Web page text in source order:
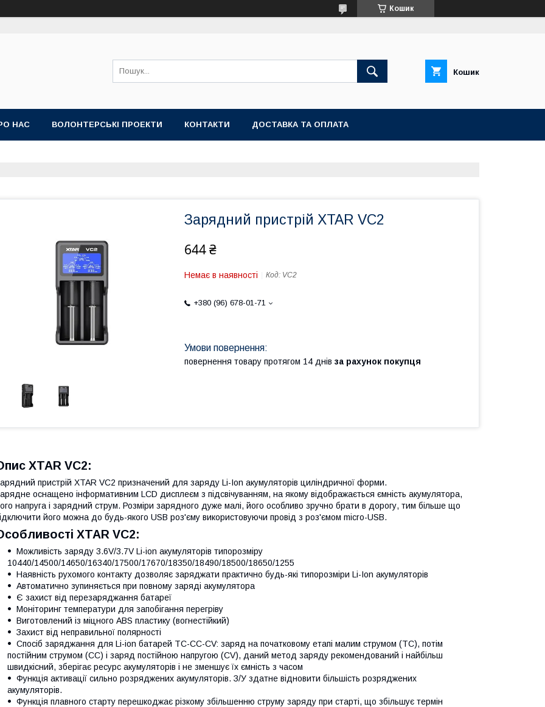
Кошик
Кошик
НАС ВОЛОНТЕРСЬКІ ПРОЕКТИ КОНТАКТИ ДОСТАВКА ТА ОПЛАТА
Зарядний пристрій XTAR VC2
644 ₴
Немає в наявності Код: VC2
+380 (96) 678-01-71
повернення товару протягом 14 днів за рахунок покупця
XTAR VC2:
пристрій XTAR VC2 призначений для заряду Li-Ion акумуляторів циліндричної форми.
оснащено інформативним LCD дисплеєм з підсвічуванням, на якому відображається ємність акумулятора,
напруга і зарядний струм. Розміри зарядного дуже малі, його особливо зручно брати в дорогу, тим більше що
його можна до будь-якого USB роз'єму використовуючи провід з роз'ємом micro-USB.
XTAR VC2:
Можливість заряду 3.6V/3.7V Li-ion акумуляторів типорозміру
10440/14500/14650/16340/17500/17670/18350/18490/18500/18650/1255
Наявність рухомого контакту дозволяє заряджати практично будь-які типорозміри Li-Ion акумуляторів
Автоматично зупиняється при повному заряді акумулятора
Є захист від перезаряджання батареї
Моніторинг температури для запобігання перегріву
Виготовлений із міцного ABS пластику (вогнестійкий)
Захист від неправильної полярності
Спосіб заряджання для Li-ion батарей TC-CC-CV: заряд на початковому етапі малим струмом (ТС), потім
постійним струмом (CC) і заряд постійною напругою (CV), даний метод заряду рекомендований і найбільш
швидкісний, зберігає ресурс акумуляторів і не зменшує їх ємність з часом
Функція активації сильно розряджених акумуляторів. З/У здатне відновити більшість розряджених
акумуляторів.
Функція плавного старту перешкоджає різкому збільшенню струму заряду при старті, що збільшує термін